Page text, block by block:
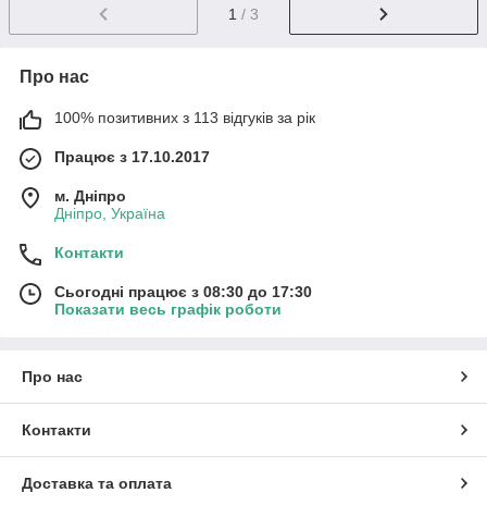
1 / 3
Про нас
100% позитивних з 113 відгуків за рік
Працює з 17.10.2017
м. Дніпро
Дніпро, Україна
Контакти
Сьогодні працює з 08:30 до 17:30
Показати весь графік роботи
Про нас
Контакти
Доставка та оплата